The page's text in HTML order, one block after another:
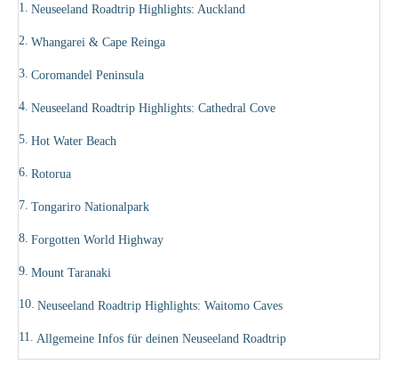
Neuseeland Roadtrip Highlights: Auckland
Whangarei & Cape Reinga
Coromandel Peninsula
Neuseeland Roadtrip Highlights: Cathedral Cove
Hot Water Beach
Rotorua
Tongariro Nationalpark
Forgotten World Highway
Mount Taranaki
Neuseeland Roadtrip Highlights: Waitomo Caves
Allgemeine Infos für deinen Neuseeland Roadtrip